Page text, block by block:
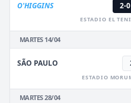
O'HIGGINS 2-0
ESTADIO EL
MARTES 14/04
SÃO PAULO
ESTADIO
MARTES 28/04